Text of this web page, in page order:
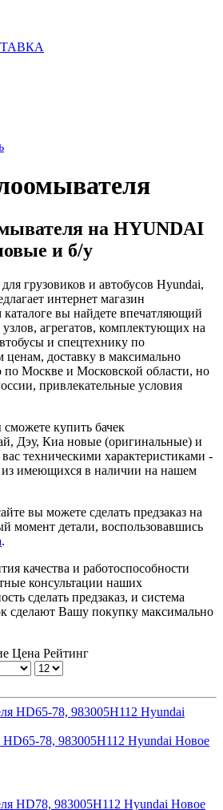
на HYUNDAI
и б/у
грузовиков и автобусов Hyundai,
интернет магазин
вы найдете впечатляющий
узлов, агрегатов, комплектующих на
и спецтехнику по
ценам, доставку в максимально
по Москве и Московской области, но
привлекательные условия
купить бачек
Дэу, Киа новые (оригинальные) и
техническими характеристиками -
из имеющихся в наличии на нашем
вы можете сделать предзаказ на
момент детали, воспользовавшись
.
качества и работоспособности
консультации наших
сделать предзаказ, и система
сделают Вашу покупку максимально
Цена Рейтинг
HD65-78, 983005H112 Hyundai Новое